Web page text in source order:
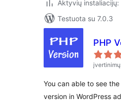
Aktyvių
Testuota su 7.0.3
PHP
You can able to see
version in WordPress